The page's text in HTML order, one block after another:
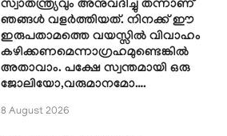
സ്വാതന്ത്ര്യവും അനുവദിച്ചു തന്നാണ്
ഞങ്ങൾ വളർത്തിയത്. നിനക്ക് ഈ
ഇരുപതാമത്തെ വയസ്സിൽ വിവാഹം
കഴിക്കണമെന്നാഗ്രഹമുണ്ടെങ്കിൽ
അതാവാം. പക്ഷേ സ്വന്തമായി ഒരു
ജോലിയോ,വരുമാനമോ….
8 August 2026